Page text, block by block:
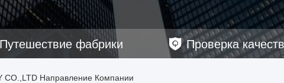
Путешествие фабрики Проверка
CO.,LTD Направление Компании